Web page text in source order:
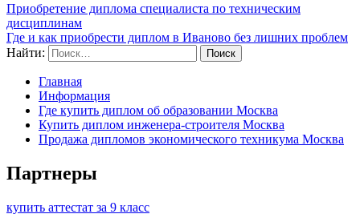
Приобретение диплома специалиста по техническим
дисциплинам
Где и как приобрести диплом в Иваново без лишних проблем
Найти:
Главная
Информация
Где купить диплом об образовании Москва
Купить диплом инженера-строителя Москва
Продажа дипломов экономического техникума Москва
Партнеры
купить аттестат за 9 класс